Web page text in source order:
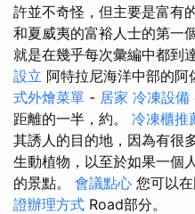
許並不奇怪，但主要是富有
和夏威夷的富裕人士的第一
就是在幾乎每次彙編中都到
設立 阿特拉尼海洋中部的
式外燴菜單 - 居家 冷凍設備
距離的一半，約。 冷凍櫃推
其誘人的目的地，因為有很
生動植物，以至於如果一個
的景點。 會議點心 您可以
證辦理方式 Road部分。